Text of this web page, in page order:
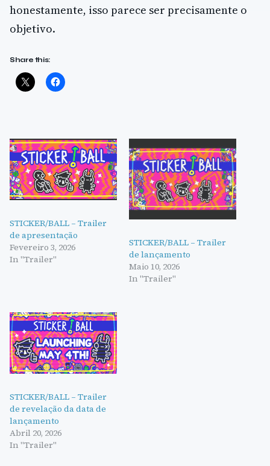
honestamente, isso parece ser precisamente o
objetivo.
Share this:
STICKER/BALL – Trailer
de apresentação
Fevereiro 3, 2026
In "Trailer"
STICKER/BALL – Trailer
de lançamento
Maio 10, 2026
In "Trailer"
STICKER/BALL – Trailer
de revelação da data de
lançamento
Abril 20, 2026
In "Trailer"